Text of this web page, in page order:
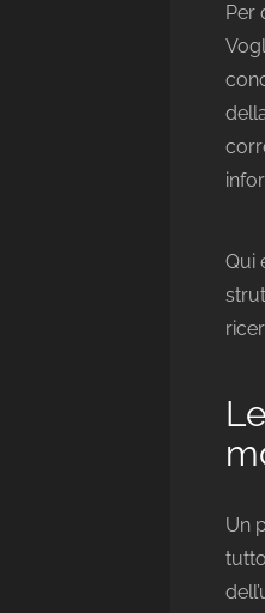
Per
Qui
Un